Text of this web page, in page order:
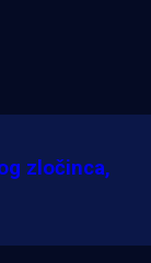
zločinca,